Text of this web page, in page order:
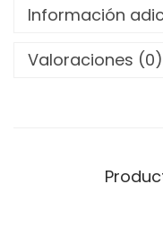
Información
Valoraciones (0)